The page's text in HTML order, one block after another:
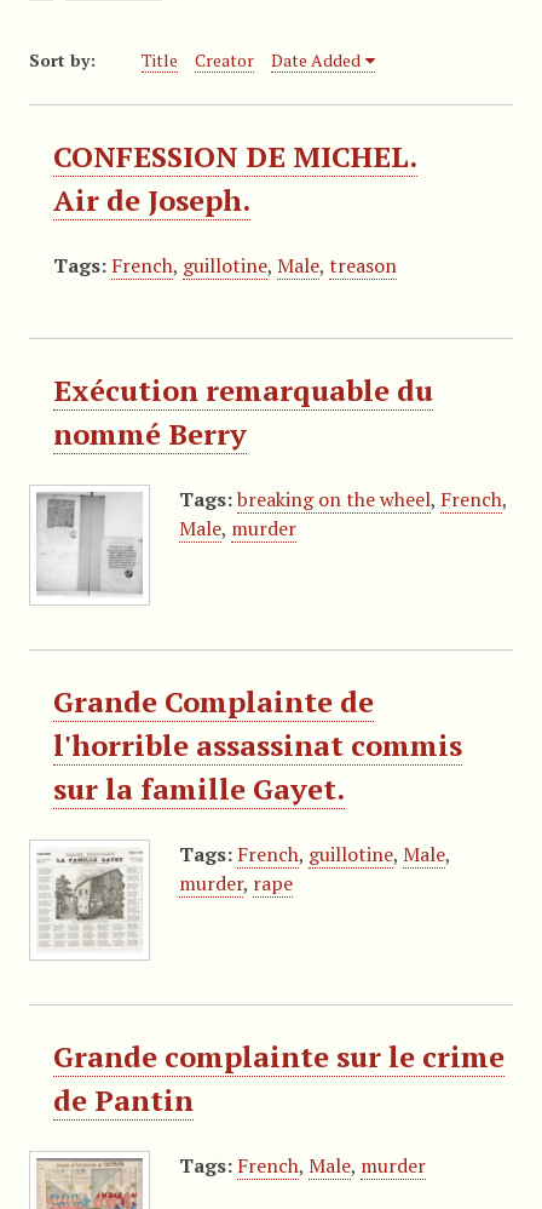
Sort by: Title Creator Date Added
CONFESSION DE MICHEL.
Air de Joseph.
Tags: French, guillotine, Male, treason
Exécution remarquable du
nommé Berry
Tags: breaking on the wheel, French,
Male, murder
Grande Complainte de
l'horrible assassinat commis
sur la famille Gayet.
Tags: French, guillotine, Male,
murder, rape
Grande complainte sur le crime
de Pantin
Tags: French, Male, murder